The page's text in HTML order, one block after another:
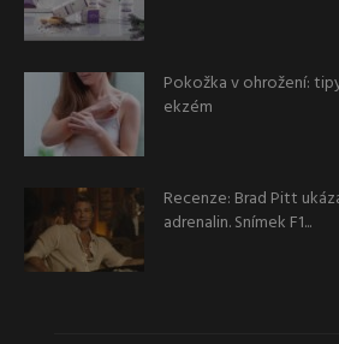
Pokožka v ohrožení:
ekzém
Recenze: Brad Pitt
adrenalin. Snímek F1...